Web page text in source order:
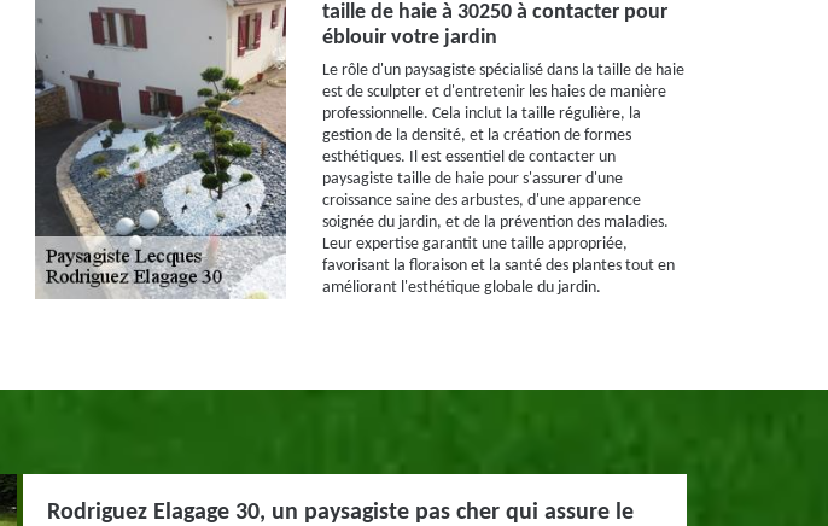
taille de haie à 30250 à contacter pour
éblouir votre jardin
Le rôle d'un paysagiste spécialisé dans la taille de haie
est de sculpter et d'entretenir les haies de manière
professionnelle. Cela inclut la taille régulière, la
gestion de la densité, et la création de formes
esthétiques. Il est essentiel de contacter un
paysagiste taille de haie pour s'assurer d'une
croissance saine des arbustes, d'une apparence
soignée du jardin, et de la prévention des maladies.
Leur expertise garantit une taille appropriée,
favorisant la floraison et la santé des plantes tout en
améliorant l'esthétique globale du jardin.
Rodriguez Elagage 30, un paysagiste pas cher qui assure le